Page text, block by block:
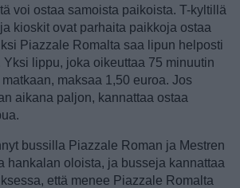
voi ostaa samoista paikoista. T-kyltillä
kioskit ovat parhaita paikkoja ostaa
Piazzale Romalta saa lipun helposti
lippu, joka oikeuttaa 75 minuutin
maksaa 1,50 euroa. Jos
aikana paljon, kannattaa ostaa
bussilla Piazzale Roman ja Mestren
hankalan oloista, ja busseja kannattaa
että menee Piazzale Romalta